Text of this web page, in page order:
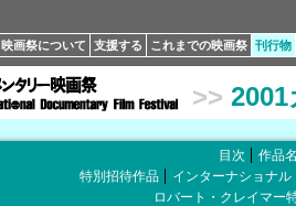
映画祭について 支援する これまでの映画祭 刊行物
>>
目次
作品
特別招待作品
インターナショナ
ロバート・クレイマー